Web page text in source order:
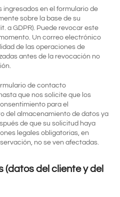
ingresados en el formulario de
sobre la base de su
a GDPR). Puede revocar este
Un correo electrónico
de las operaciones de
antes de la revocación no
de contacto
que nos solicite que los
para el
del almacenamiento de datos ya
de que su solicitud haya
legales obligatorias, en
no se ven afectadas.
del cliente y del